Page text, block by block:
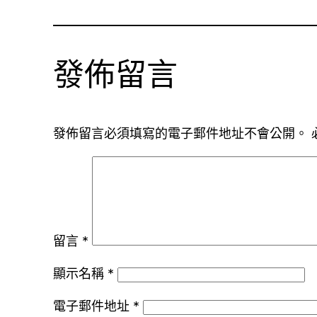
發佈留言
發佈留言必須填寫的電子郵件地址不會公開。
留言 *
顯示名稱 *
電子郵件地址 *